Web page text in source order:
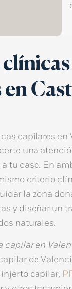
clínicas
en
capilares en
una
tu caso. En
criterio
la zona
y diseñar un
naturales.
capilar en
de
injerto capilar,